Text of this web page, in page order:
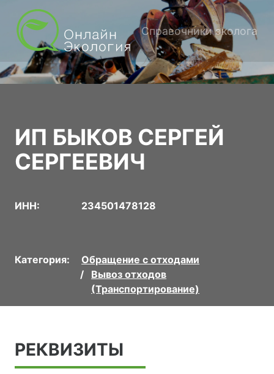
Справочники эколога
ИП БЫКОВ СЕРГЕЙ
СЕРГЕЕВИЧ
ИНН: 234501478128
Категория:
Обращение с отходами
Вывоз отходов
(Транспортирование)
РЕКВИЗИТЫ